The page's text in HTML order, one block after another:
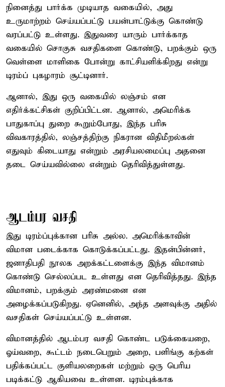
நினைத்து பார்க்க முடியாத வகையில், அது
உருமாற்றம் செய்யப்பட்டு பயன்பாட்டுக்கு கொண்டு
வரப்பட்டு உள்ளது. இதுவரை யாரும் பார்க்காத
வகையில் சொகுசு வசதிகளை கொண்டு, பறக்கும் ஒரு
வெள்ளை மாளிகை போன்று காட்சியளிக்கிறது என்று
டிரம்ப் புகழாரம் சூட்டினார்.
ஆனால், இது ஒரு வகையில் லஞ்சம் என
எதிர்க்கட்சிகள் குறிப்பிட்டன. ஆனால், அமெரிக்க
பாதுகாப்பு துறை கூறும்போது, இந்த பரிசு
விவகாரத்தில், லஞ்சத்திற்கு நிகரான விதிமீறல்கள்
எதுவும் கிடையாது என்றும் அரசியலமைப்பு அதனை
தடை செய்யவில்லை என்றும் தெரிவித்துள்ளது.
ஆடம்பர வசதி
இது டிரம்ப்புக்கான பரிசு அல்ல. அமெரிக்காவின்
விமான படைக்காக கொடுக்கப்பட்டது. இதன்பின்னர்,
ஜனாதிபதி நூலக அறக்கட்டளைக்கு இந்த விமானம்
கொண்டு செல்லப்பட உள்ளது என தெரிவித்தது. இந்த
விமானம், பறக்கும் அரண்மனை என
அழைக்கப்படுகிறது. ஏனெனில், அந்த அளவுக்கு அதில்
வசதிகள் செய்யப்பட்டு உள்ளன.
விமானத்தில் ஆடம்பர வசதி கொண்ட படுக்கையறை,
ஓய்வறை, கூட்டம் நடைபெறும் அறை, பளிங்கு கற்கள்
பதிக்கப்பட்ட குளியலறைகள் மற்றும் ஒரு பெரிய
படிக்கட்டு ஆகியவை உள்ளன. டிரம்புக்காக